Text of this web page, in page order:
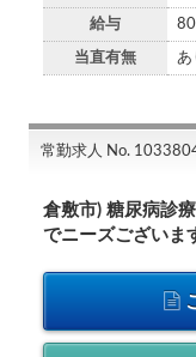
給与
当直有無 あ
常勤求人 No.
倉敷市) 糖尿病診
でニーズございま